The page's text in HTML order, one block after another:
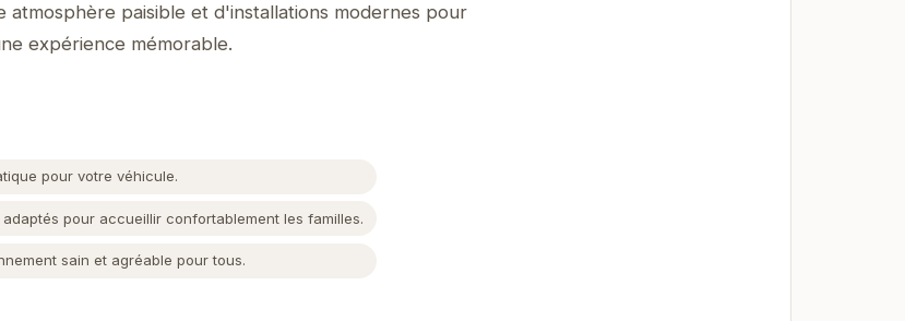
paisible et d'installations modernes pour
expérience mémorable.
pour votre véhicule.
pour accueillir confortablement les familles.
sain et agréable pour tous.